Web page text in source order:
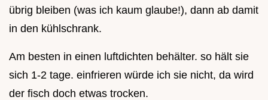
übrig bleiben (was ich kaum glaube!), dann ab damit
in den kühlschrank.
Am besten in einen luftdichten behälter. so hält sie
sich 1-2 tage. einfrieren würde ich sie nicht, da wird
der fisch doch etwas trocken.